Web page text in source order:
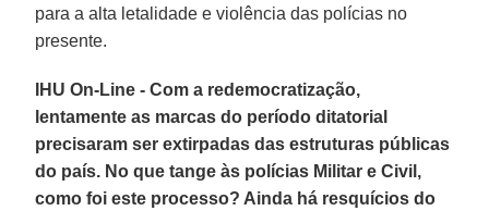
para a alta letalidade e violência das polícias no
presente.
IHU On-Line - Com a redemocratização,
lentamente as marcas do período ditatorial
precisaram ser extirpadas das estruturas públicas
do país. No que tange às polícias Militar e Civil,
como foi este processo? Ainda há resquícios do